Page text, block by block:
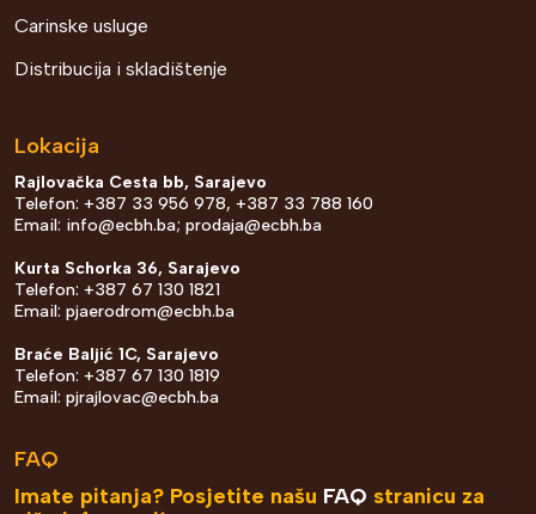
Carinske usluge
Distribucija i skladištenje
Lokacija
Rajlovačka Cesta bb, Sarajevo
Telefon: +387 33 956 978, +387 33 788 160
Email: info@ecbh.ba; prodaja@ecbh.ba
Kurta Schorka 36, Sarajevo
Telefon: +387 67 130 1821
Email: pjaerodrom@ecbh.ba
Braće Baljić 1C, Sarajevo
Telefon: +387 67 130 1819
Email: pjrajlovac@ecbh.ba
FAQ
Imate pitanja? Posjetite našu FAQ stranicu za